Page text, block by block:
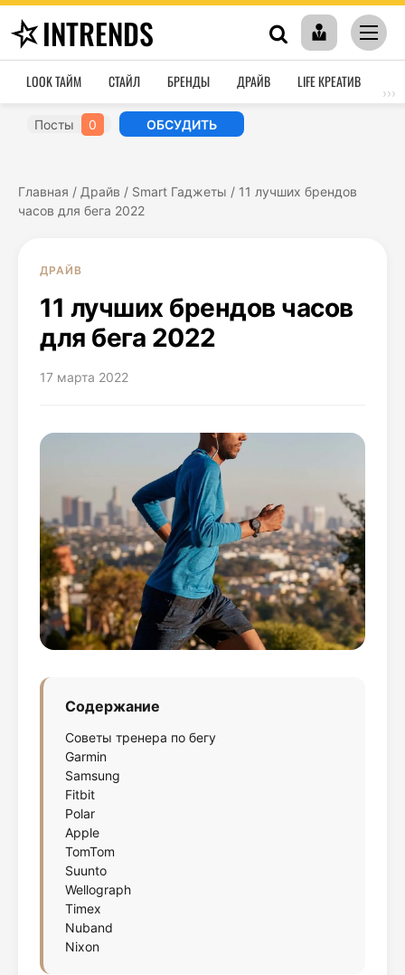
INTRENDS
LOOK ТАЙМ СТАЙЛ БРЕНДЫ ДРАЙВ LIFE КРЕАТИВ
›››
Посты 0 ОБСУДИТЬ
Главная / Драйв / Smart Гаджеты / 11 лучших брендов
часов для бега 2022
ДРАЙВ
11 лучших брендов часов
для бега 2022
17 марта 2022
Содержание
Советы тренера по бегу
Garmin
Samsung
Fitbit
Polar
Apple
TomTom
Suunto
Wellograph
Timex
Nuband
Nixon